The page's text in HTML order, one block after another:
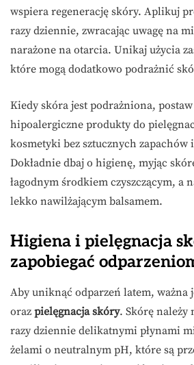
wspiera regenerację skóry. Aplikuj
razy dziennie, zwracając uwagę na
narażone na otarcia. Unikaj użycia
które mogą dodatkowo podrażnić
Kiedy skóra jest podrażniona,
hipoalergiczne produkty do
kosmetyki bez sztucznych zapachów
Dokładnie dbaj o higienę, myjąc
łagodnym środkiem czyszczącym, a
lekko nawilżającym balsamem.
Higiena i pielęgnacja
zapobiegać
Aby uniknąć odparzeń latem, ważna
oraz pielęgnacja skóry. Skórę należy
razy dziennie delikatnymi płynami
żelami o neutralnym pH, które są